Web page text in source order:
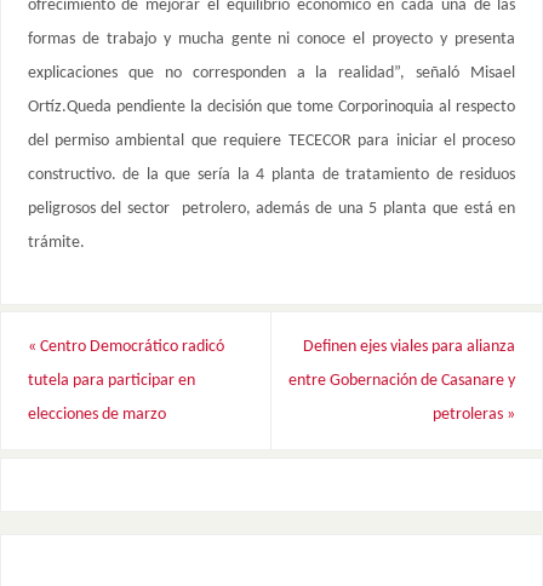
ofrecimiento de mejorar el equilibrio económico en cada una de las
formas de trabajo y mucha gente ni conoce el proyecto y presenta
explicaciones que no corresponden a la realidad”, señaló Misael
Ortíz.Queda pendiente la decisión que tome Corporinoquia al respecto
del permiso ambiental que requiere TECECOR para iniciar el proceso
constructivo. de la que sería la 4 planta de tratamiento de residuos
peligrosos del sector petrolero, además de una 5 planta que está en
trámite.
« Centro Democrático radicó
tutela para participar en
elecciones de marzo
Definen ejes viales para alianza
entre Gobernación de Casanare y
petroleras »